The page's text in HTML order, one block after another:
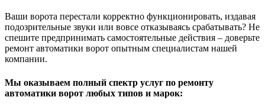
Ваши ворота перестали корректно функционировать, издавая
подозрительные звуки или вовсе отказываясь срабатывать? Не
спешите предпринимать самостоятельные действия – доверьте
ремонт автоматики ворот опытным специалистам нашей
компании.
Мы оказываем полный спектр услуг по ремонту
автоматики ворот любых типов и марок: